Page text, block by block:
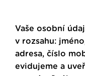
Vaše osobní
v rozsahu:
adresa, číslo
evidujeme a